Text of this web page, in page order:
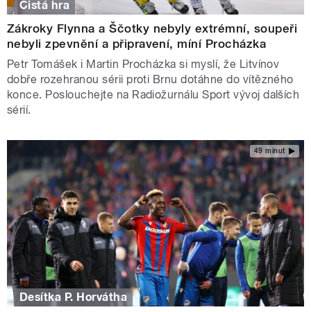
Čistá hra
Zákroky Flynna a Ščotky nebyly extrémní, soupeři
nebyli zpevnění a připravení, míní Procházka
Petr Tomášek i Martin Procházka si myslí, že Litvínov
dobře rozehranou sérii proti Brnu dotáhne do vítězného
konce. Poslouchejte na Radiožurnálu Sport vývoj dalších
sérií.
49 minut
Desítka P. Horvátha